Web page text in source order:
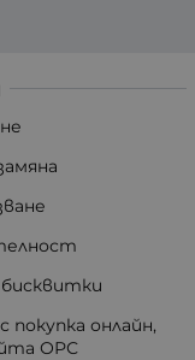
покупка онлайн,
ОРС